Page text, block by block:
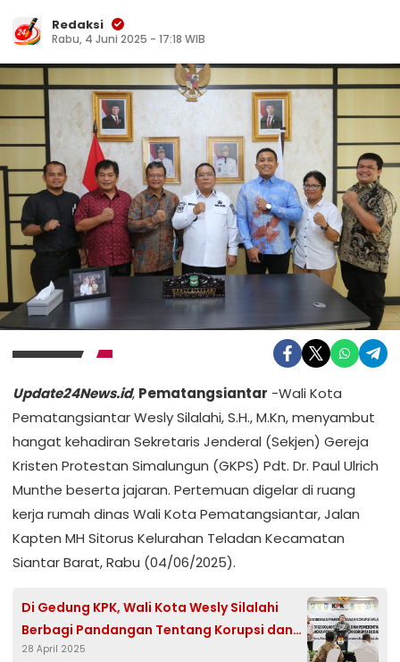
Redaksi
Rabu, 4 Juni 2025 - 17:18 WIB
Update24News.id, Pematangsiantar -Wali Kota
Pematangsiantar Wesly Silalahi, S.H., M.Kn, menyambut
hangat kehadiran Sekretaris Jenderal (Sekjen) Gereja
Kristen Protestan Simalungun (GKPS) Pdt. Dr. Paul Ulrich
Munthe beserta jajaran. Pertemuan digelar di ruang
kerja rumah dinas Wali Kota Pematangsiantar, Jalan
Kapten MH Sitorus Kelurahan Teladan Kecamatan
Siantar Barat, Rabu (04/06/2025).
Di Gedung KPK, Wali Kota Wesly Silalahi
Berbagi Pandangan Tentang Korupsi dan
Kendala Pelayanan di Pematangsiantar
28 April 2025